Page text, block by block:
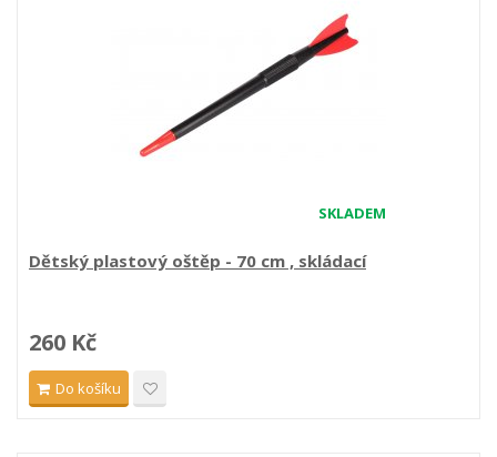
SKLADEM
Dětský plastový oštěp - 70 cm , skládací
260 Kč
Do košíku